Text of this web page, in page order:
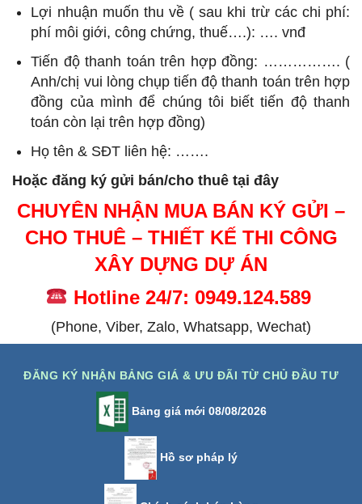
Lợi nhuận muốn thu về ( sau khi trừ các chi phí:
phí môi giới, công chứng, thuế….): …. vnđ
Tiến độ thanh toán trên hợp đồng: ……………. (
Anh/chị vui lòng chụp tiến độ thanh toán trên hợp
đồng của mình để chúng tôi biết tiến độ thanh
toán còn lại trên hợp đồng)
Họ tên & SĐT liên hệ: …….
Hoặc đăng ký gửi bán/cho thuê tại đây
CHUYÊN NHẬN MUA BÁN KÝ GỬI –
CHO THUÊ – THIẾT KẾ THI CÔNG
XÂY DỰNG DỰ ÁN
Hotline 24/7: 0949.124.589
(Phone, Viber, Zalo, Whatsapp, Wechat)
ĐĂNG KÝ NHẬN BẢNG GIÁ & ƯU ĐÃI TỪ CHỦ ĐẦU TƯ
Bảng giá mới 08/08/2026
Hồ sơ pháp lý